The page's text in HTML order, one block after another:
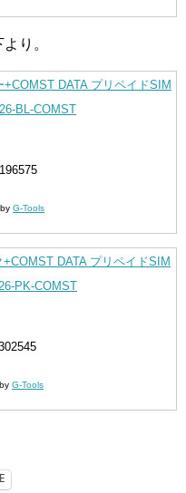
り。
+COMST DATA プリペイドSIM
BL-COMST
by G-Tools
DATA プリペイドSIM
PK-COMST
by G-Tools